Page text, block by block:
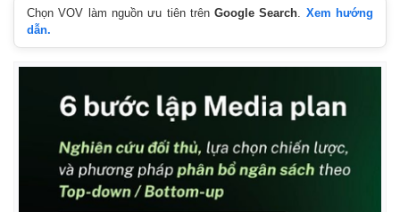
Chọn VOV làm nguồn ưu tiên trênGoogle Search
Xem hướng
dẫn.